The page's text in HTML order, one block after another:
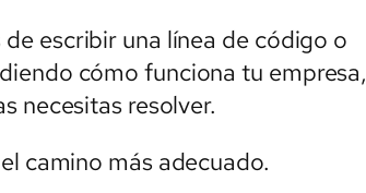
escribir una línea de código o
cómo funciona tu empresa,
necesitas resolver.
camino más adecuado.